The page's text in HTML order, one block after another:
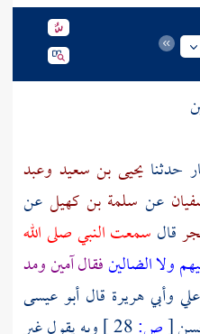
حدثنا يحيى بن سعيد وعبد
عن سلمة بن كهيل عن
قال سمعت النبي صلى الله
ولا الضالينفقال آمين ومد
وأبي هريرة قال أبو عيسى